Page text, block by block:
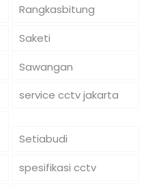
Rangkasbitung
Saketi
Sawangan
service cctv jakarta
Setiabudi
spesifikasi cctv